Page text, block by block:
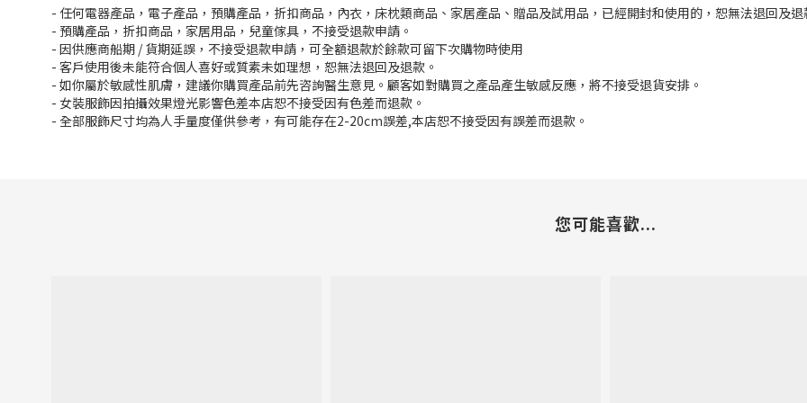
- 任何電器產品，電子產品，預購產品，折扣商品，內衣，床枕類商品、家居產品、贈品及試用品，已經開封和使用的，恕無法退回及退
- 預購產品，折扣商品，家居用品，兒童傢具，不接受退款申請。
- 因供應商船期 / 貨期延誤，不接受退款申請，可全額退款於餘款可留下次購物時使用
- 客戶使用後未能符合個人喜好或質素未如理想，恕無法退回及退款。
- 如你屬於敏感性肌膚，建議你購買產品前先咨詢醫生意見。顧客如對購買之產品產生敏感反應，將不接受退貨安排。
- 女裝服飾因拍攝效果燈光影響色差本店恕不接受因有色差而退款。
- 全部服飾尺寸均為人手量度僅供參考，有可能存在2-20cm誤差,本店恕不接受因有誤差而退款。
您可能喜歡...